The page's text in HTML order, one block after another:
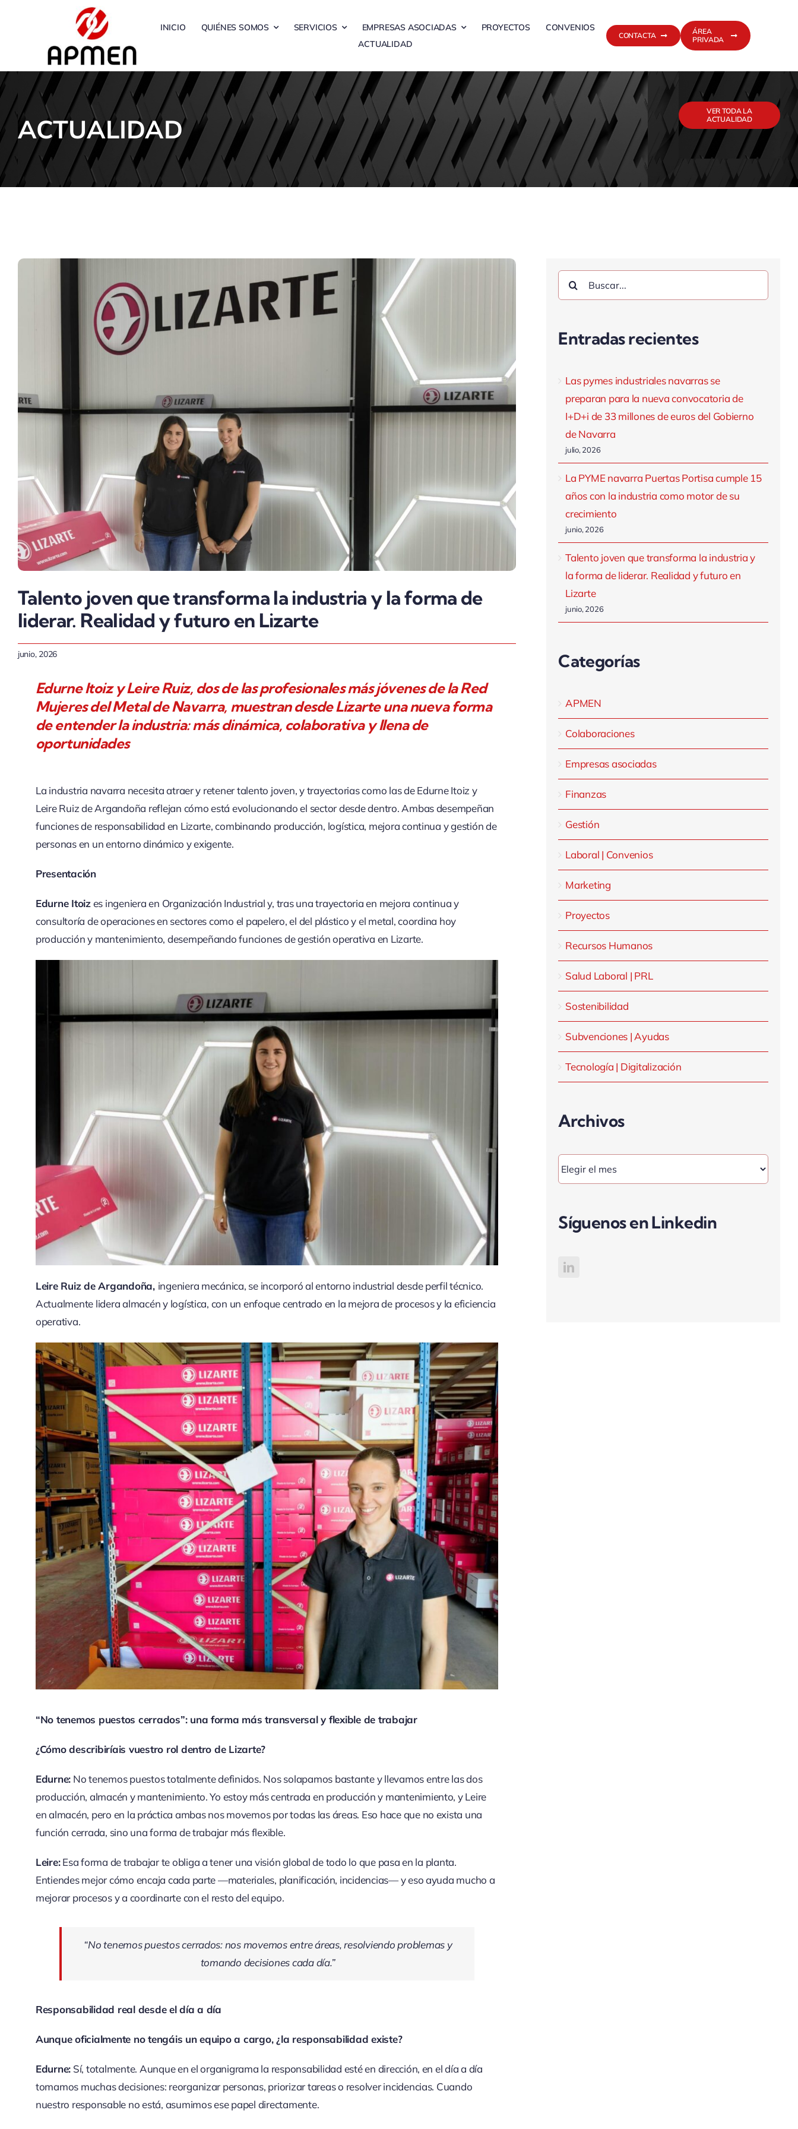
INICIO QUIÉNES SOMOS SERVICIOS EMPRESAS ASOCIADAS PROYECTOS
CONVENIOS
ACTUALIDAD
CONTACTA
ÁREA
PRIVADA
ACTUALIDAD
VER TODA LA
ACTUALIDAD
Talento joven que transforma la industria y la forma de
liderar. Realidad y futuro en Lizarte
junio, 2026
Edurne Itoiz y Leire Ruiz, dos de las profesionales más jóvenes de la Red
Mujeres del Metal de Navarra, muestran desde Lizarte una nueva forma
de entender la industria: más dinámica, colaborativa y llena de
oportunidades
La industria navarra necesita atraer y retener talento joven, y trayectorias como las de Edurne Itoiz y
Leire Ruiz de Argandoña reflejan cómo está evolucionando el sector desde dentro. Ambas desempeñan
funciones de responsabilidad en Lizarte, combinando producción, logística, mejora continua y gestión de
personas en un entorno dinámico y exigente.
Presentación
Edurne Itoizes ingeniera en Organización Industrial y, tras una trayectoria en mejora continua y
consultoría de operaciones en sectores como el papelero, el del plástico y el metal, coordina hoy
producción y mantenimiento, desempeñando funciones de gestión operativa en Lizarte.
Leire Ruiz de Argandoña, ingeniera mecánica, se incorporó al entorno industrial desde perfil técnico.
Actualmente lidera almacén y logística, con un enfoque centrado en la mejora de procesos y la eficiencia
operativa.
“No tenemos puestos cerrados”: una forma más transversal y flexible de trabajar
¿Cómo describiríais vuestro rol dentro de Lizarte?
Edurne: No tenemos puestos totalmente definidos. Nos solapamos bastante y llevamos entre las dos
producción, almacén y mantenimiento. Yo estoy más centrada en producción y mantenimiento, y Leire
en almacén, pero en la práctica ambas nos movemos por todas las áreas. Eso hace que no exista una
función cerrada, sino una forma de trabajar más flexible.
Leire:Esa forma de trabajar te obliga a tener una visión global de todo lo que pasa en la planta.
Entiendes mejor cómo encaja cada parte —materiales, planificación, incidencias— y eso ayuda mucho a
mejorar procesos y a coordinarte con el resto del equipo.
“No tenemos puestos cerrados: nos movemos entre áreas, resolviendo problemas y
tomando decisiones cada día.”
Responsabilidad real desde el día a día
Aunque oficialmente no tengáis un equipo a cargo, ¿la responsabilidad existe?
Edurne: Sí, totalmente. Aunque en el organigrama la responsabilidad esté en dirección, en el día a día
tomamos muchas decisiones: reorganizar personas, priorizar tareas o resolver incidencias. Cuando
nuestro responsable no está, asumimos ese papel directamente.
Buscar:
Entradas recientes
Las pymes industriales navarras se
preparan para la nueva convocatoria de
I+D+i de 33 millones de euros del Gobierno
de Navarra
julio, 2026
La PYME navarra Puertas Portisa cumple 15
años con la industria como motor de su
crecimiento
junio, 2026
Talento joven que transforma la industria y
la forma de liderar. Realidad y futuro en
Lizarte
junio, 2026
Categorías
APMEN
Colaboraciones
Empresas asociadas
Finanzas
Gestión
Laboral | Convenios
Marketing
Proyectos
Recursos Humanos
Salud Laboral | PRL
Sostenibilidad
Subvenciones | Ayudas
Tecnología | Digitalización
Archivos
Archivos
Síguenos en Linkedin